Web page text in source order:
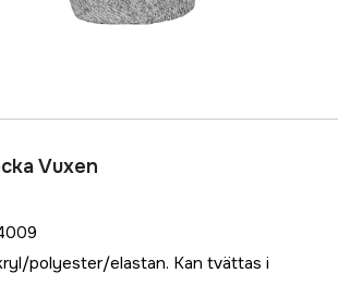
Vuxen
polyester/elastan. Kan tvättas i